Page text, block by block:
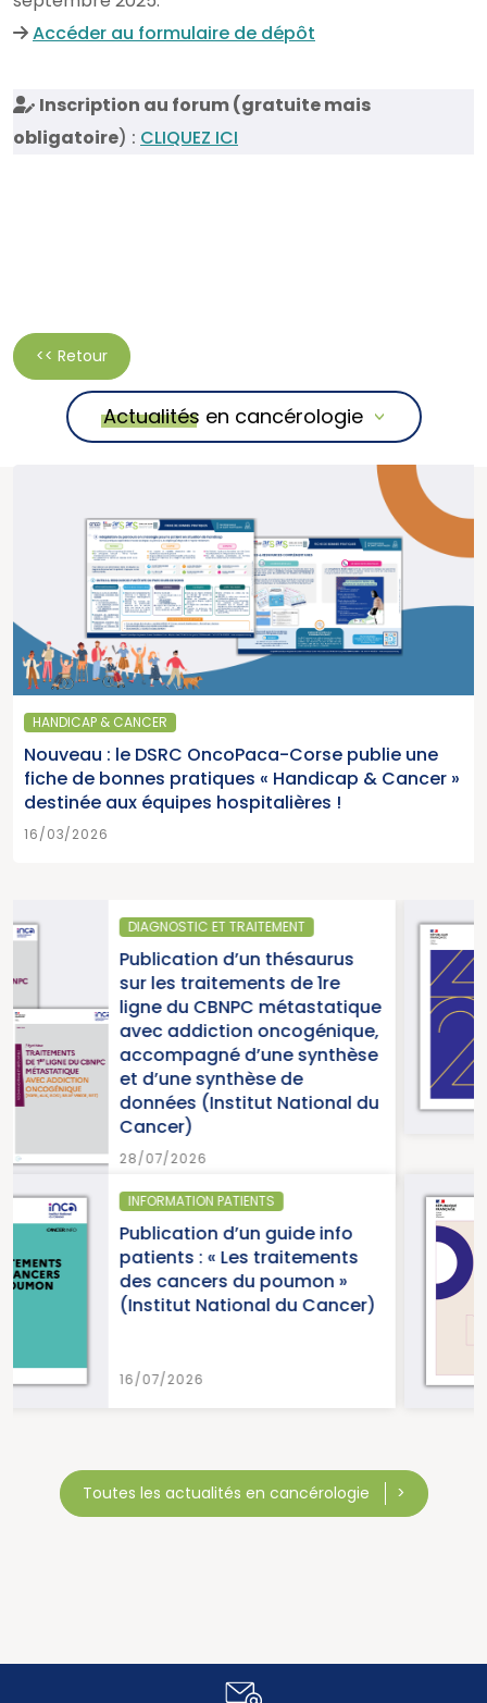
Accéder au formulaire de dépôt
Inscription au forum (gratuite mais
obligatoire) : CLIQUEZ ICI
<< Retour
Actualités en cancérologie
HANDICAP & CANCER
Nouveau : le DSRC OncoPaca-Corse publie une
fiche de bonnes pratiques « Handicap & Cancer »
destinée aux équipes hospitalières !
16/03/2026
1re
synthèse
de
du
info
»
SANTÉ PUBLIQUE
Parution du
2025 « Une année
pour la lutte
cancers » (Institut
du Cancer)
15/07/2026
SANTÉ PUBLIQUE -
Parution du
cancers en
2026 (Institut
Cancer)
Toutes les actualités en cancérologie